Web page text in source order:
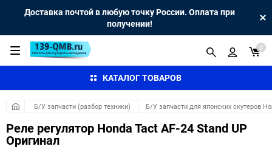
Доставка почтой в любую точку России. Оплата при
получении!
КАТАЛОГ ТОВАРОВ
0
Б/У запчасти (разбор техники) Б/У запчасти для японских скутеров
Реле регулятор Honda Tact AF-24 Stand UP
Оригинал